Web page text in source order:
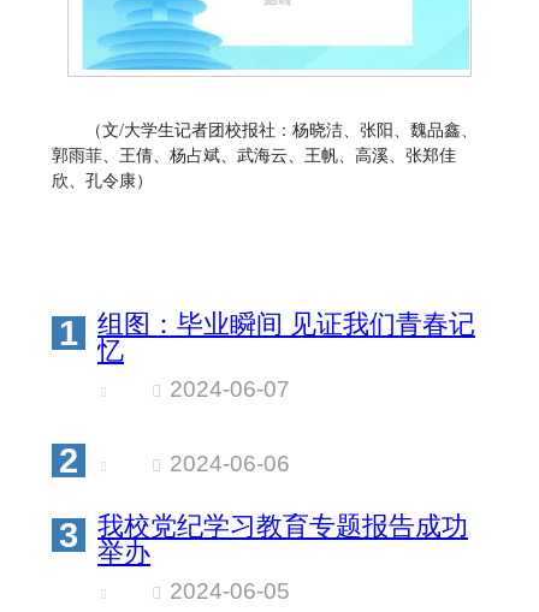
（文/大学生记者团校报社：杨晓洁、张阳、魏品鑫、
郭雨菲、王倩、杨占斌、武海云、王帆、高溪、张郑佳
欣、孔令康）
1
组图：毕业瞬间 见证我们青春记
忆
2024-06-07
2 2024-06-06
3
我校党纪学习教育专题报告成功
举办
2024-06-05